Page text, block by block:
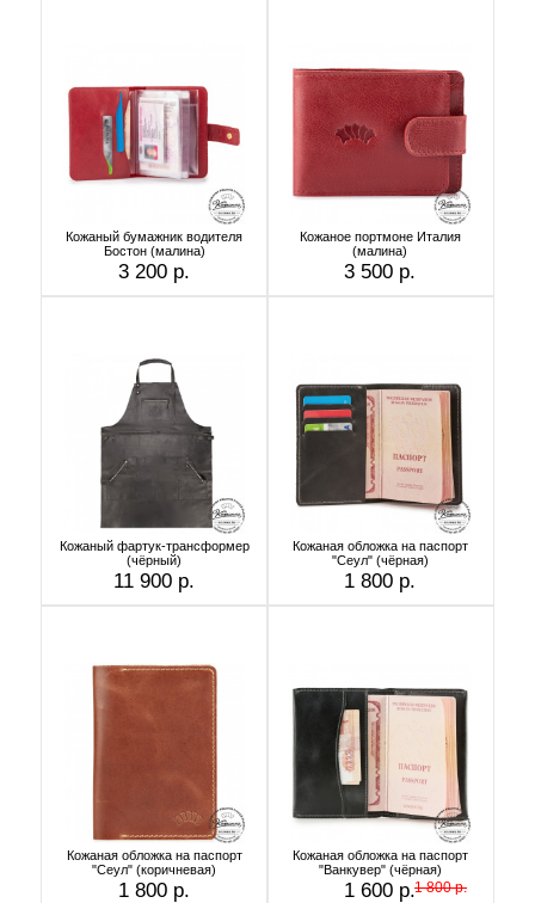
Кожаный бумажник водителя
Бостон (малина)
3 200 р.
Кожаное портмоне Италия
(малина)
3 500 р.
Кожаный фартук-трансформер
(чёрный)
11 900 р.
Кожаная обложка на паспорт
"Сеул" (чёрная)
1 800 р.
Кожаная обложка на паспорт
"Сеул" (коричневая)
1 800 р.
Кожаная обложка на паспорт
"Ванкувер" (чёрная)
1 600 р.1 800 р.